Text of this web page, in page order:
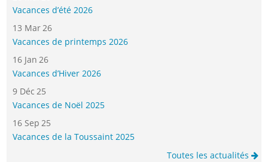
Vacances d’été 2026
13 Mar 26
Vacances de printemps 2026
16 Jan 26
Vacances d’Hiver 2026
9 Déc 25
Vacances de Noël 2025
16 Sep 25
Vacances de la Toussaint 2025
Toutes les actualités